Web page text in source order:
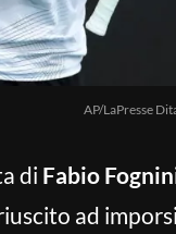
AP/LaPresse
di Fabio
ad